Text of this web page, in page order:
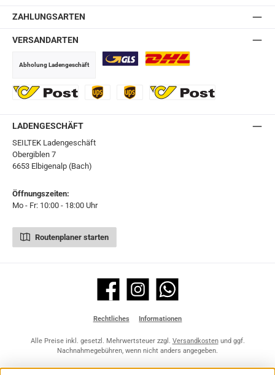
ZAHLUNGSARTEN
VERSANDARTEN
Abholung Ladengeschäft
LADENGESCHÄFT
SEILTEK Ladengeschäft
Obergiblen 7
6653 Elbigenalp (Bach)
Öffnungszeiten:
Mo - Fr: 10:00 - 18:00 Uhr
Routenplaner starten
Facebook Instagram WhatsApp
Rechtliches Informationen
Alle Preise inkl. gesetzl. Mehrwertsteuer zzgl. Versandkostenund ggf.
Nachnahmegebühren, wenn nicht anders angegeben.